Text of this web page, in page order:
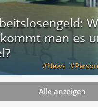
man es
News
viel?
Alle anzeigen